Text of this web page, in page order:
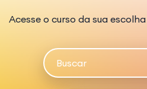
Acesse o curso da sua